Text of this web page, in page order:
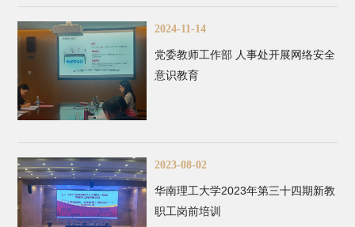
2024-11-14
党委教师工作部 人事处开展网络安全
意识教育
2023-08-02
华南理工大学2023年第三十四期新教
职工岗前培训